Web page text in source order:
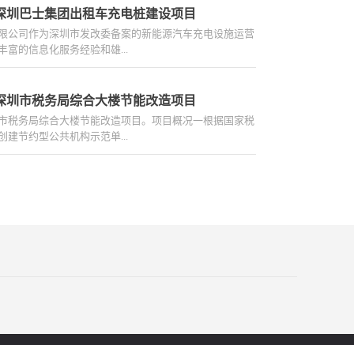
设备。 新环能去年9月以联合体主体（即牵头人）成功
车充电桩建设项目设计采购施工（EPC）工程总承包金
要为龙华区、龙岗区等充电桩建设，涉及包含充电桩
配套设施采购及安装、充电桩场地勘察、...
圳巴士集团出租车充电桩建设项目
公司作为深圳市发改委备案的新能源汽车充电设施运营
富的信息化服务经验和雄...
售后服务，获得评标专家组的一致认可，以联合体主体
深圳巴士集团出租车充电桩建设项目设计采购施工
额（1.379亿）。本次新环能承接主要为龙华区、龙岗
包含充电桩设备采购及安装、电力配套设施采购及安
圳市税务局综合大楼节能改造项目
税务局综合大楼节能改造项目。项目概况一根据国家税
建节约型公共机构示范单...